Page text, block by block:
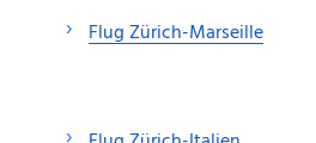
Flug Zürich-Marseille